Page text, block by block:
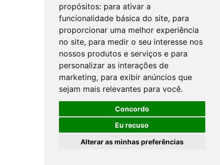
propósitos: para ativar a
funcionalidade básica do site, para
proporcionar uma melhor experiência
no site, para medir o seu interesse nos
nossos produtos e serviços e para
personalizar as interações de
marketing, para exibir anúncios que
sejam mais relevantes para você.
Concordo
Eu recuso
Alterar as minhas preferências